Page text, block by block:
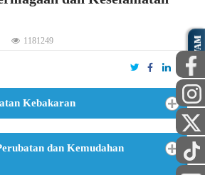
1181249
Kebakaran
dan Kemudahan
AWAM